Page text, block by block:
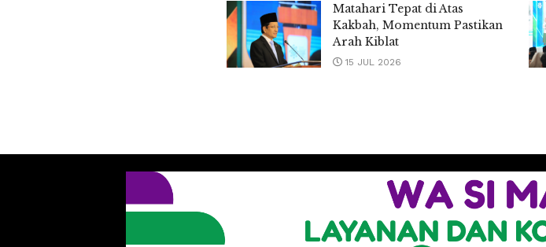
Matahari Tepat di Atas
Kakbah, Momentum Pastikan
Arah Kiblat
15 JUL 2026